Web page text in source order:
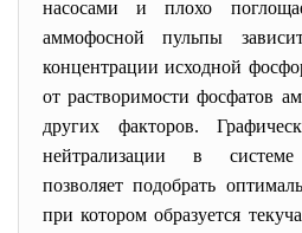
насосами и плохо
аммофосной пульпы
концентрации исходной
от растворимости фосфатов
других факторов.
нейтрализации в
позволяет подобрать
при котором образуется